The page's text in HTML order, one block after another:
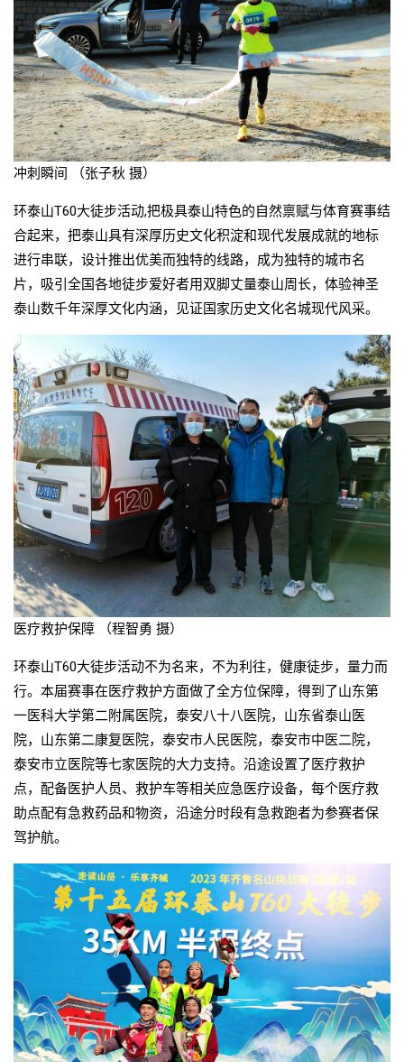
冲刺瞬间 （张子秋 摄）
环泰山T60大徒步活动,把极具泰山特色的自然禀赋与体育赛事结
合起来，把泰山具有深厚历史文化积淀和现代发展成就的地标
进行串联，设计推出优美而独特的线路，成为独特的城市名
片，吸引全国各地徒步爱好者用双脚丈量泰山周长，体验神圣
泰山数千年深厚文化内涵，见证国家历史文化名城现代风采。
医疗救护保障 （程智勇 摄）
环泰山T60大徒步活动不为名来，不为利往，健康徒步，量力而
行。本届赛事在医疗救护方面做了全方位保障，得到了山东第
一医科大学第二附属医院，泰安八十八医院，山东省泰山医
院，山东第二康复医院，泰安市人民医院，泰安市中医二院，
泰安市立医院等七家医院的大力支持。沿途设置了医疗救护
点，配备医护人员、救护车等相关应急医疗设备，每个医疗救
助点配有急救药品和物资，沿途分时段有急救跑者为参赛者保
驾护航。